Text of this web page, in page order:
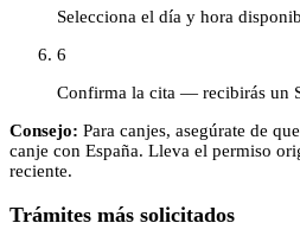
Selecciona el día y hora
6
Confirma la cita — recibirás un
Consejo: Para canjes, asegúrate de
canje con España. Lleva el permiso
reciente.
Trámites más solicitados